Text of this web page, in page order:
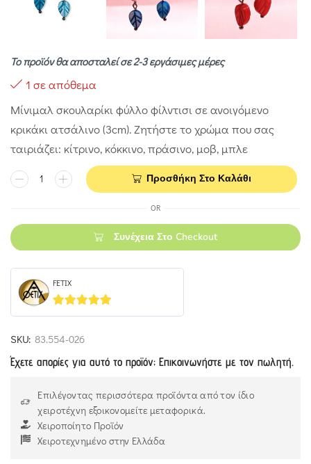
Το προϊόν θα αποσταλεί σε 2-3 εργάσιμες μέρες
1 σε απόθεμα
Μίνιμαλ σκουλαρίκι φύλλο φίλντισι σε ανοιγόμενο
κρικάκι ατσάλινο (3cm). Ζητήστε το χρώμα που σας
ταιριάζει: κίτρινο, κόκκινο, πράσινο, μοβ, μπλε
Προσθήκη Στο Καλάθι
OR
Συνέχεια Στο Checkout
FETIX
5out of 5
SKU: 83.554-026
Έχετε απορίες για αυτό το προϊόν; Επικοινωνήστε με τον πωλητή.
Επιλέγοντας περισσότερα προϊόντα από τον ίδιο
χειροτέχνη εξοικονομείτε μεταφορικά.
Χειροποίητο Προϊόν
Χειροτεχνημένο στην Ελλάδα